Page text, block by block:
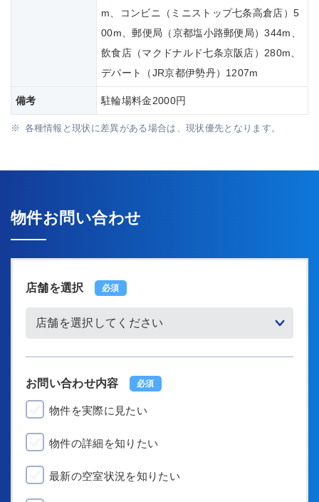
m、コンビニ（ミニストップ七条高倉店）5
00m、郵便局（京都塩小路郵便局）344m、
飲食店（マクドナルド七条京阪店）280m、
デパート（JR京都伊勢丹）1207m
備考 駐輪場料金2000円
各種情報と現状に差異がある場合は、現状優先となります。
物件お問い合わせ